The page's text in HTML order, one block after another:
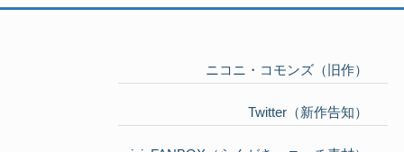
ニコニ・コモンズ（旧作）
Twitter（新作告知）